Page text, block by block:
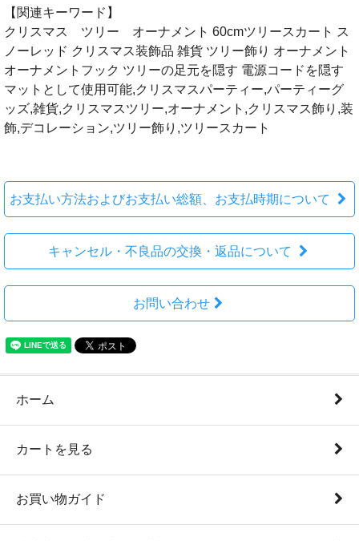
【関連キーワード】
クリスマス ツリー オーナメント 60cmツリースカート ス
ノーレッド クリスマス装飾品 雑貨 ツリー飾り オーナメント
オーナメントフック ツリーの足元を隠す 電源コードを隠す
マットとして使用可能,クリスマスパーティー,パーティーグ
ッズ,雑貨,クリスマスツリー,オーナメント,クリスマス飾り,装
飾,デコレーション,ツリー飾り,ツリースカート
お支払い方法およびお支払い総額、お支払時期について
キャンセル・不良品の交換・返品について
お問い合わせ
ホーム
カートを見る
お買い物ガイド